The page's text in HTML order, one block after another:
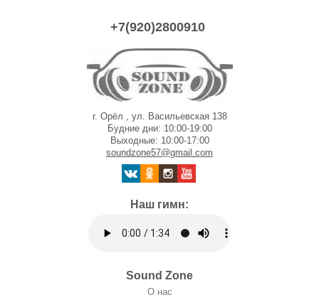
+7(920)2800910
г. Орёл , ул. Васильевская 138
Будние дни: 10:00-19:00
Выходные: 10:00-17:00
soundzone57@gmail.com
Наш гимн:
Sound Zone
О нас